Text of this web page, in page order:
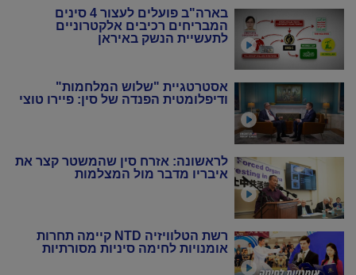
בארה"ב פועלים לעצור 4 סינים
המבריחים רכיבים אלקטרוניים
לתעשיית הנשק באיראן
אסטרטגיית "שלוש המלחמות"
ודיפלומטית הפנדה של סין: פיירו טוצי
לראשונה: אזרח סין שהמשטר קצר את
איבריו מדבר מול המצלמות
רשת הטלוויזיה NTD קיימה תחרות
אומנויות לחימה סיניות מסורתיות